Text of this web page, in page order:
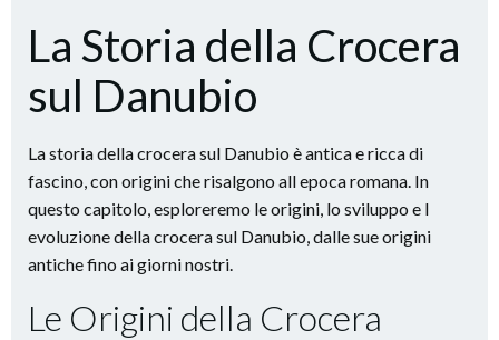
La Storia della Crocera
sul Danubio
La storia della crocera sul Danubio è antica e ricca di
fascino, con origini che risalgono all epoca romana. In
questo capitolo, esploreremo le origini, lo sviluppo e l
evoluzione della crocera sul Danubio, dalle sue origini
antiche fino ai giorni nostri.
Le Origini della Crocera